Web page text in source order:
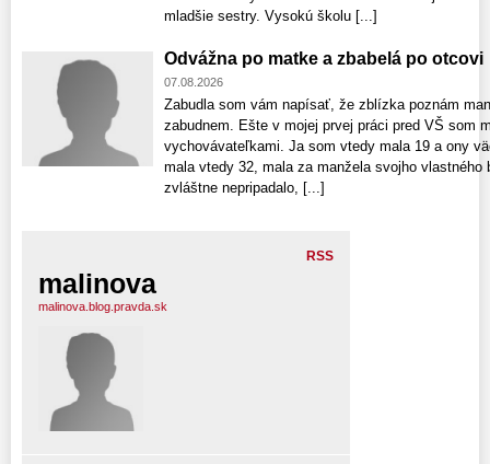
mladšie sestry. Vysokú školu [...]
Odvážna po matke a zbabelá po otcovi
07.08.2026
Zabudla som vám napísať, že zblízka poznám
zabudnem. Ešte v mojej prvej práci pred VŠ som
vychovávateľkami. Ja som vtedy mala 19 a ony
mala vtedy 32, mala za manžela svojho vlastného
zvláštne nepripadalo, [...]
RSS
malinova
malinova.blog.pravda.sk